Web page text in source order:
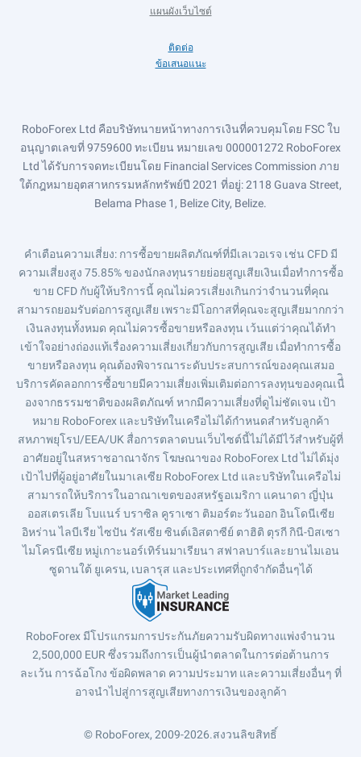
แผนผังเว็บไซต์
ติดต่อ
ข้อเสนอแนะ
RoboForex Ltd คือบริษัทนายหน้าทางการเงินที่ควบคุมโดย FSC ใบ
อนุญาตเลขที่ 9759600 ทะเบียน หมายเลข 000001272 RoboForex
Ltd ได้รับการจดทะเบียนโดย Financial Services Commission ภาย
ใต้กฎหมายอุตสาหกรรมหลักทรัพย์ปี 2021 ที่อยู่: 2118 Guava Street,
Belama Phase 1, Belize City, Belize.
คำเตือนความเสี่ยง: การซื้อขายผลิตภัณฑ์ที่มีเลเวอเรจ เช่น CFD มี
ความเสี่ยงสูง 75.85% ของนักลงทุนรายย่อยสูญเสียเงินเมื่อทำการซื้อ
ขาย CFD กับผู้ให้บริการนี้ คุณไม่ควรเสี่ยงเกินกว่าจำนวนที่คุณ
สามารถยอมรับต่อการสูญเสีย เพราะมีโอกาสที่คุณจะสูญเสียมากกว่า
เงินลงทุนทั้งหมด คุณไม่ควรซื้อขายหรือลงทุน เว้นแต่ว่าคุณได้ทำ
เข้าใจอย่างถ่องแท้เรื่องความเสี่ยงเกี่ยวกับการสูญเสีย เมื่อทำการซื้อ
ขายหรือลงทุน คุณต้องพิจารณาระดับประสบการณ์ของคุณเสมอ
บริการคัดลอกการซื้อขายมีความเสี่ยงเพิ่มเติมต่อการลงทุนของคุณเนื่ิ
องจากธรรมชาติของผลิตภัณฑ์ หากมีความเสี่ยงที่ดูไม่ชัดเจน เป้า
หมาย RoboForex และบริษัทในเครือไม่ได้กำหนดสำหรับลูกค้า
สหภาพยุโรป/EEA/UK สื่อการตลาดบนเว็บไซต์นี้ไม่ได้มีไว้สำหรับผู้ที่
อาศัยอยู่ในสหราชอาณาจักร โฆษณาของ RoboForex Ltd ไม่ได้มุ่ง
เป้าไปที่ผู้อยู่อาศัยในมาเลเซีย RoboForex Ltd และบริษัทในเครือไม่
สามารถให้บริการในอาณาเขตของสหรัฐอเมริกา แคนาดา ญี่ปุ่น
ออสเตรเลีย โบแนร์ บราซิล คูราเซา ติมอร์ตะวันออก อินโดนีเซีย
อิหร่าน ไลบีเรีย ไซปัน รัสเซีย ซินต์เอิสตาซีย์ ตาฮิติ ตุรกี กินี-บิสเซา
ไมโครนีเซีย หมู่เกาะนอร์เทิร์นมาเรียนา สฟาลบาร์และยานไมเอน
ซูดานใต้ ยูเครน, เบลารุส และประเทศที่ถูกจำกัดอื่นๆได้
RoboForex มีโปรแกรมการประกันภัยความรับผิดทางแพ่งจำนวน
2,500,000 EUR ซึ่งรวมถึงการเป็นผู้นำตลาดในการต่อต้านการ
ละเว้น การฉ้อโกง ข้อผิดพลาด ความประมาท และความเสี่ยงอื่นๆ ที่
อาจนำไปสู่การสูญเสียทางการเงินของลูกค้า
© RoboForex, 2009-2026.สงวนลิขสิทธิ์